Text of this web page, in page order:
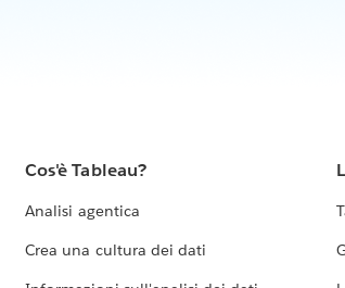
Cos'è Tableau?
Analisi agentica
Crea una cultura dei dati